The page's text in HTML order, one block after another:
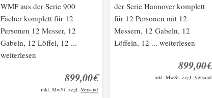
WMF aus der Serie 900
Fächer komplett für 12
Personen 12 Messer, 12
Gabeln, 12 Löffel, 12 ...
weiterlesen
899,00€
inkl. MwSt. zzgl. Versand
der Serie Hannover komplett
für 12 Personen mit 12
Messern, 12 Gabeln, 12
Löffeln, 12 ... weiterlesen
899,00€
inkl. MwSt. zzgl. Versand